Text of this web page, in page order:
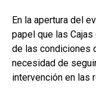
En la apertura del
papel que las
de las condiciones
necesidad de
intervención en las